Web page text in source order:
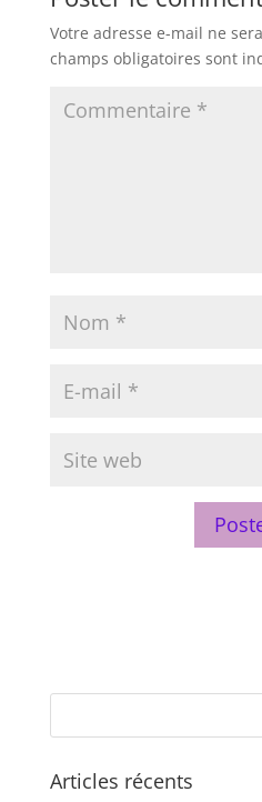
Votre adresse e-mail ne
champs obligatoires sont
Articles récents